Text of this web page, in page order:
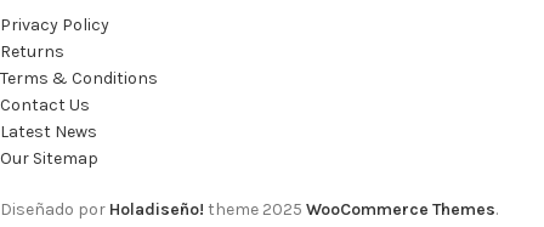
Privacy Policy
Returns
Terms & Conditions
Contact Us
Latest News
Our Sitemap
Diseñado por Holadiseño! theme 2025 WooCommerce Themes.